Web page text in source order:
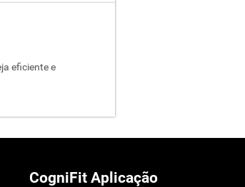
eficiente e
CogniFit Aplicação